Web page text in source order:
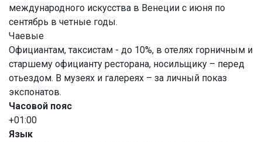
международного искусства в Венеции с июня по
сентябрь в четные годы.
Чаевые
Официантам, таксистам - до 10%, в отелях горничным и
старшему официанту ресторана, носильщику – перед
отьездом. В музеях и галереях – за личный показ
экспонатов.
Часовой пояс
+01:00
Язык